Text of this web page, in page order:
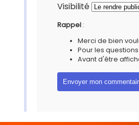
Visibilité
Rappel :
Merci de bien
Pour les
Avant d'être